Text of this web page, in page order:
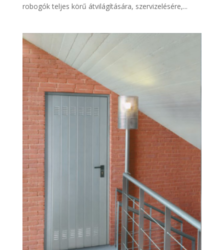
robogók teljes körű átvilágítására, szervizelésére,...